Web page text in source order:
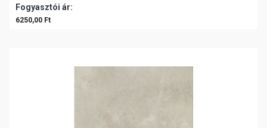
Fogyasztói ár:
6250,00 Ft